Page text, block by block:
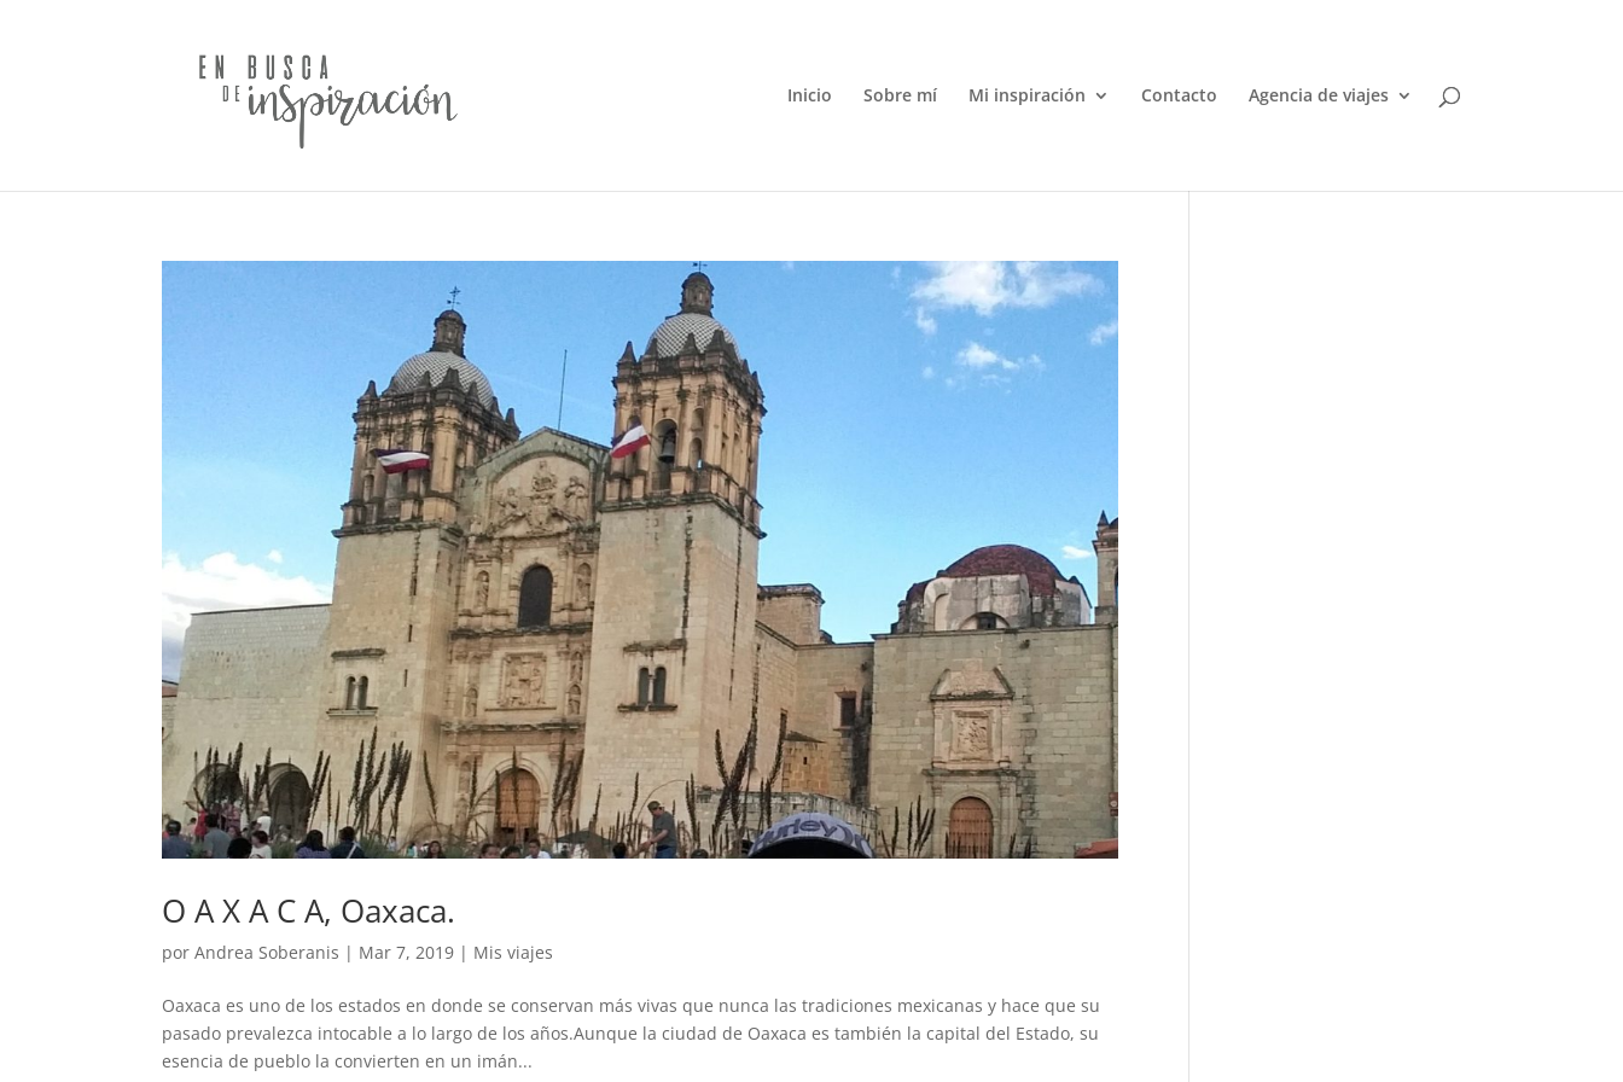
Inicio Sobre mí Mi inspiración Contacto Agencia de viajes
O A X A C A, Oaxaca.
porAndrea Soberanis | Mar 7, 2019 | Mis viajes
Oaxaca es uno de los estados en donde se conservan más vivas que nunca las tradiciones mexicanas y hace que su
pasado prevalezca intocable a lo largo de los años.Aunque la ciudad de Oaxaca es también la capital del Estado, su
esencia de pueblo la convierten en un imán...